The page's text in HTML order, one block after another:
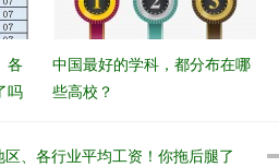
各
吗
中国最好的学科，都分布在哪
些高校？
、各行业平均工资！你拖后腿了